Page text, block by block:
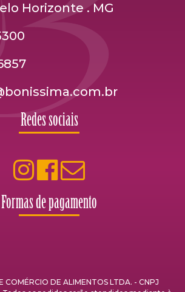
Horizonte . MG
Redes sociais
Formas de pagamento
COMÉRCIO DE ALIMENTOS LTDA. - CNPJ